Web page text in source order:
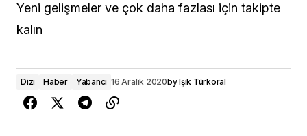
Yeni gelişmeler ve çok daha fazlası için takipte
kalın
Dizi Haber Yabancı 16 Aralık 2020byIşık Türkoral